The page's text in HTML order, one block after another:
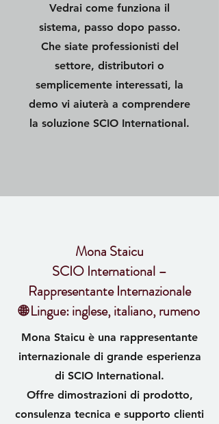
Vedrai come funziona il
sistema, passo dopo passo.
Che siate professionisti del
settore, distributori o
semplicemente interessati, la
demo vi aiuterà a comprendere
la soluzione SCIO International.
Mona Staicu
SCIO International –
Rappresentante Internazionale
🌐 Lingue: inglese, italiano, rumeno
Mona Staicu è una rappresentante
internazionale di grande esperienza
di SCIO International.
Offre dimostrazioni di prodotto,
consulenza tecnica e supporto clienti